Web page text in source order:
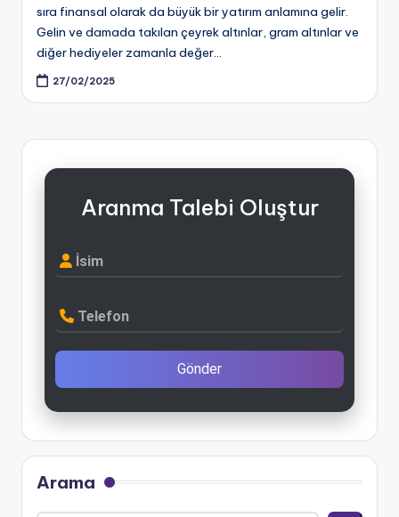
sıra finansal olarak da büyük bir yatırım anlamına gelir.
Gelin ve damada takılan çeyrek altınlar, gram altınlar ve
diğer hediyeler zamanla değer…
27/02/2025
Aranma Talebi Oluştur
İsim
Telefon
Gönder
Arama